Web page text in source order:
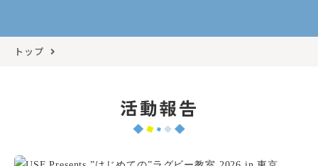
トップ
活動報告